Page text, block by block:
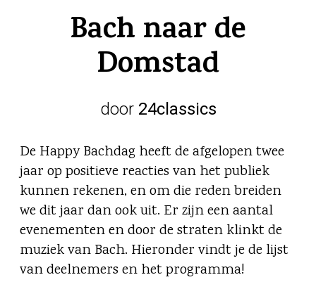
Bach naar de
Domstad
door 24classics
De Happy Bachdag heeft de afgelopen twee
jaar op positieve reacties van het publiek
kunnen rekenen, en om die reden breiden
we dit jaar dan ook uit. Er zijn een aantal
evenementen en door de straten klinkt de
muziek van Bach. Hieronder vindt je de lijst
van deelnemers en het programma!